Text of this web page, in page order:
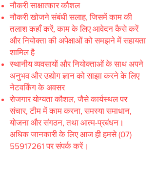
नौकरी साक्षात्कार कौशल
नौकरी खोजने संबंधी सलाह, जिसमें काम की
तलाश कहाँ करें, काम के लिए आवेदन कैसे करें
और नियोक्ता की अपेक्षाओं को समझने में सहायता
शामिल है
स्थानीय व्यवसायों और नियोक्ताओं के साथ अपने
अनुभव और उद्योग ज्ञान को साझा करने के लिए
नेटवर्किंग के अवसर
रोजगार योग्यता कौशल, जैसे कार्यस्थल पर
संचार, टीम में काम करना, समस्या समाधान,
योजना और संगठन, तथा आत्म-प्रबंधन।
अधिक जानकारी के लिए आज ही हमसे(07)
55917261 पर संपर्क करें।